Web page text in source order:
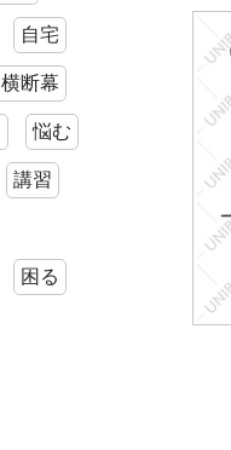
自宅
横断幕
悩む
講習
困る